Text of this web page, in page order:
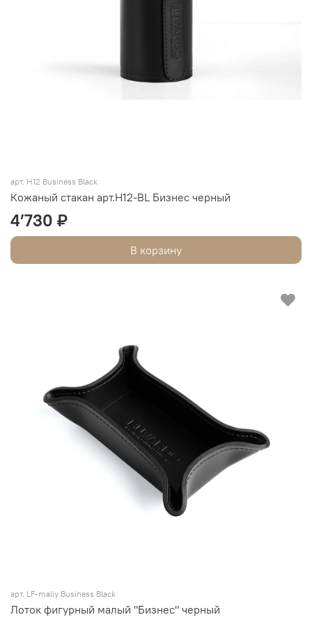
арт. H12 Business Black
Кожаный стакан арт.Н12-BL Бизнес черный
4’730 ₽
В корзину
арт. LF-maliy Business Black
Лоток фигурный малый "Бизнес" черный